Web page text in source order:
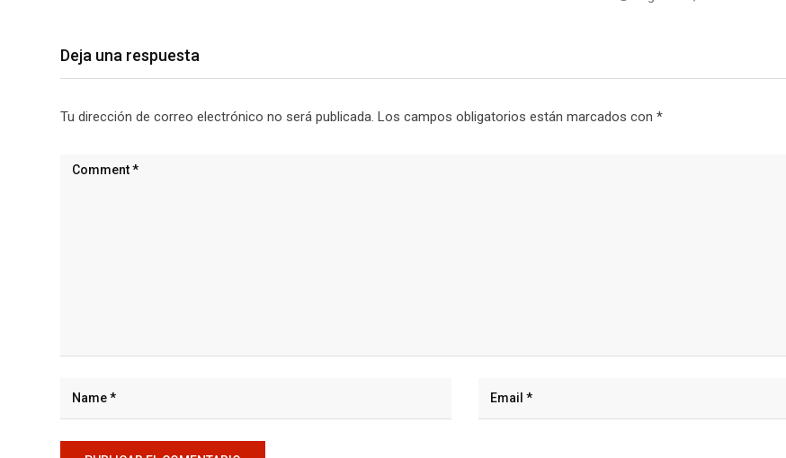
Deja una respuesta
Tu dirección de correo electrónico no será publicada. Los campos obligatorios están marcados con *